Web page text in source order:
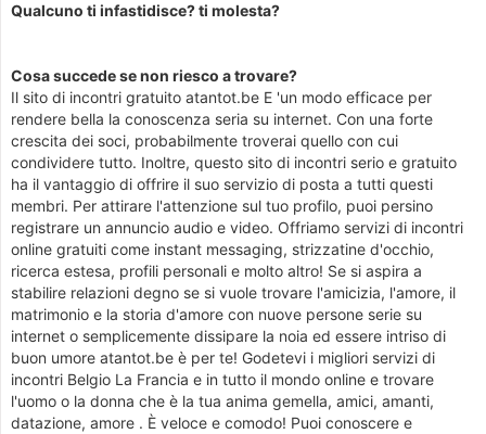
Qualcuno ti infastidisce? ti molesta?
Cosa succede se non riesco a trovare?
Il sito di incontri gratuito atantot.be E 'un modo efficace per
rendere bella la conoscenza seria su internet. Con una forte
crescita dei soci, probabilmente troverai quello con cui
condividere tutto. Inoltre, questo sito di incontri serio e gratuito
ha il vantaggio di offrire il suo servizio di posta a tutti questi
membri. Per attirare l'attenzione sul tuo profilo, puoi persino
registrare un annuncio audio e video. Offriamo servizi di incontri
online gratuiti come instant messaging, strizzatine d'occhio,
ricerca estesa, profili personali e molto altro! Se si aspira a
stabilire relazioni degno se si vuole trovare l'amicizia, l'amore, il
matrimonio e la storia d'amore con nuove persone serie su
internet o semplicemente dissipare la noia ed essere intriso di
buon umore atantot.be è per te! Godetevi i migliori servizi di
incontri Belgio La Francia e in tutto il mondo online e trovare
l'uomo o la donna che è la tua anima gemella, amici, amanti,
datazione, amore . È veloce e comodo! Puoi conoscere e